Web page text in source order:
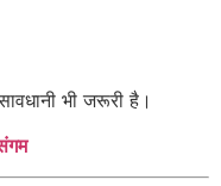
भी जरूरी है।